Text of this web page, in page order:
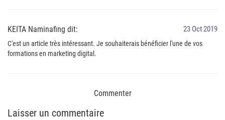
KEITA Naminafing dit: 23 Oct 2019
C'est un article très intéressant. Je souhaiterais bénéficier l'une de vos
formations en marketing digital.
Commenter
Laisser un commentaire